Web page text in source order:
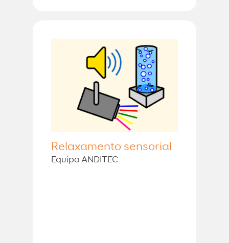
Relaxamento sensorial
Equipa ANDITEC